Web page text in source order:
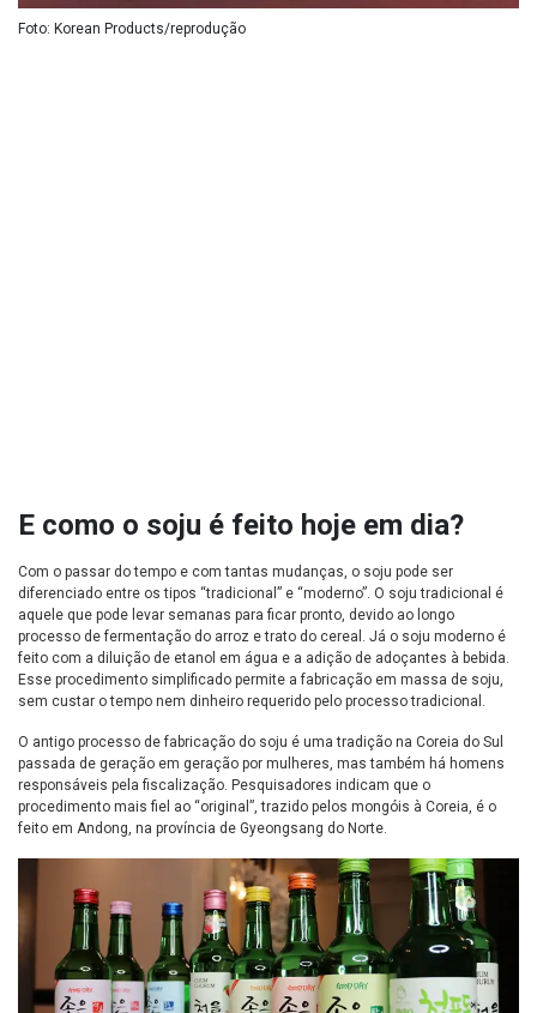
Foto: Korean Products/reprodução
E como o soju é feito hoje em dia?
Com o passar do tempo e com tantas mudanças, o soju pode ser
diferenciado entre os tipos “tradicional” e “moderno”. O soju tradicional é
aquele que pode levar semanas para ficar pronto, devido ao longo
processo de fermentação do arroz e trato do cereal. Já o soju moderno é
feito com a diluição de etanol em água e a adição de adoçantes à bebida.
Esse procedimento simplificado permite a fabricação em massa de soju,
sem custar o tempo nem dinheiro requerido pelo processo tradicional.
O antigo processo de fabricação do soju é uma tradição na Coreia do Sul
passada de geração em geração por mulheres, mas também há homens
responsáveis pela fiscalização. Pesquisadores indicam que o
procedimento mais fiel ao “original”, trazido pelos mongóis à Coreia, é o
feito em Andong, na província de Gyeongsang do Norte.